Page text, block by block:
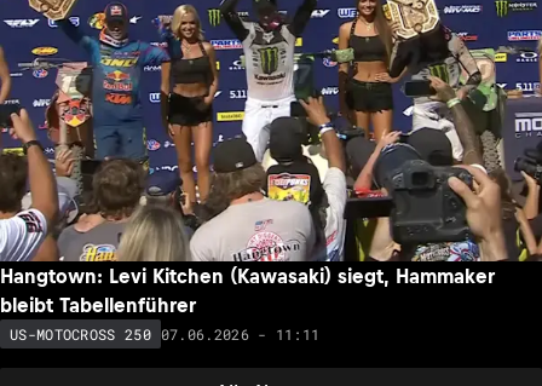
Hangtown: Levi Kitchen (Kawasaki) siegt, Hammaker
bleibt Tabellenführer
US-MOTOCROSS 250 07.06.2026 - 11:11